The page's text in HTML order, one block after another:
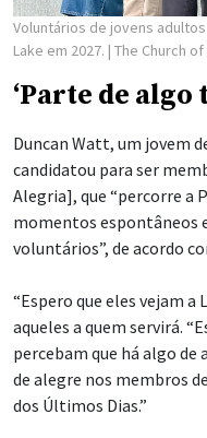
Voluntários de jovens
Lake em 2027. | The Church
‘Parte de algo
Duncan Watt, um jovem
candidatou para ser
Alegria], que “percorre a
momentos espontâneos
voluntários”, de acordo
“Espero que eles vejam a
aqueles a quem servirá.
percebam que há algo de
de alegre nos membros
dos Últimos Dias.”